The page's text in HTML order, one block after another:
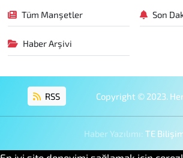
Tüm Manşetler Son
Haber Arşivi
RSS Copyright © 2023. Her
Haber Yazılımı: TE